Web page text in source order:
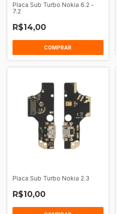
Placa Sub Turbo Nokia 6.2 -
7.2
R$14,00
Placa Sub Turbo Nokia 2.3
R$10,00